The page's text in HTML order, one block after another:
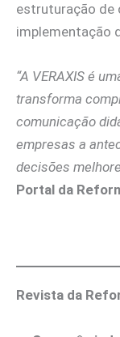
estruturação de
implementação
“A VERAXIS é
transforma
comunicação
empresas a
decisões
Portal da
Revista da